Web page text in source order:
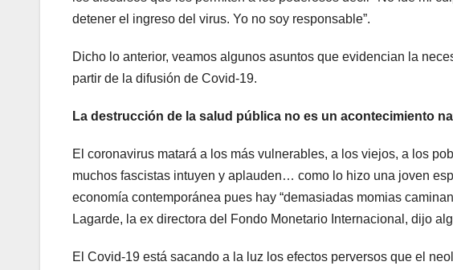
detener el ingreso del virus. Yo no soy responsable”.
Dicho lo anterior, veamos algunos asuntos que evidencian la
partir de la difusión de Covid-19.
La destrucción de la salud pública no es un acontecimiento
El coronavirus matará a los más vulnerables, a los viejos, a los
muchos fascistas intuyen y aplauden… como lo hizo una joven
economía contemporánea pues hay “demasiadas momias
Lagarde, la ex directora del Fondo Monetario Internacional, dijo
El Covid-19 está sacando a la luz los efectos perversos que el